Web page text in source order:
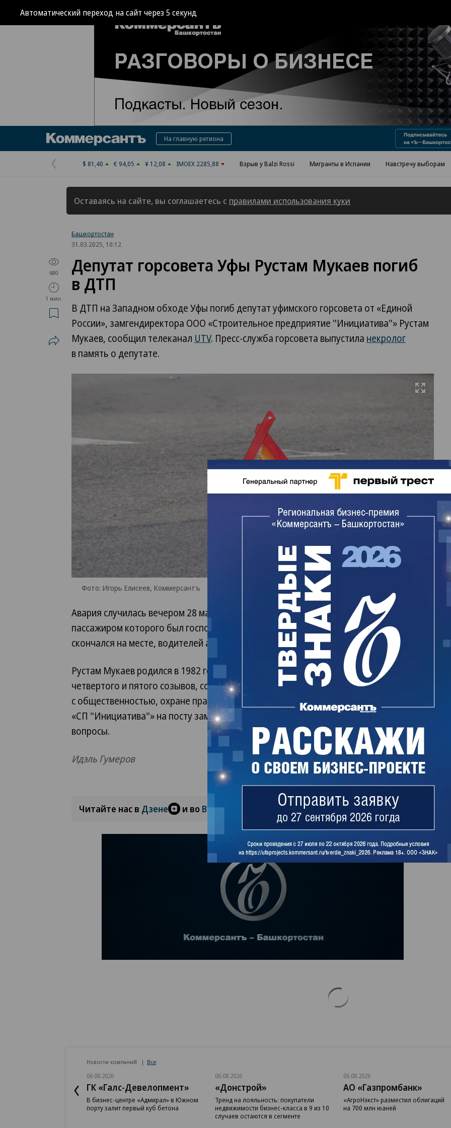
Автоматический переход на сайт через4 секунд
Реклама в «Ъ» www.kommersant.ru/ad
КоммерсантъНа главную региона
Предыдущая
страница
$ 81,40 € 94,05 ¥ 12,08 IMOEX 2285,88 Взрыв у Balzi Rossi Мигранты в Испании Навстречу выборам
Оставаясь на сайте, вы соглашаетесь с правилами использования куки
Башкортостан
31.03.2025, 10:12
680
1 мин.
Депутат горсовета Уфы Рустам Мукаев погиб
в ДТП
В ДТП на Западном обходе Уфы погиб депутат уфимского горсовета от «Единой
России», замгендиректора ООО «Строительное предприятие "Инициатива"» Рустам
Мукаев, сообщил телеканал UTV. Пресс-служба горсовета выпустила некролог
в память о депутате.
Развернуть на весь экран
Фото: Игорь Елисеев, Коммерсантъ
Авария случилась вечером 28 марта. По данным Госавтоинспекции, Lexus,
пассажиром которого был господин Мукаев, столкнулся с грузовиком Howo. Депутат
скончался на месте, водителей автомобилей доставили в больницу.
Рустам Мукаев родился в 1982 году в Уфе. Избирался в горсовет третьего,
четвертого и пятого созывов, состоял в постоянной комиссии по связям
с общественностью, охране прав и свобод граждан и правовым вопросам. В ООО
«СП "Инициатива"» на посту заместителя гендиректора курировал юридические
вопросы.
Идэль Гумеров
Поделиться
Читайте нас в Дзене и во Вконтакте
Новости компаний Все
06.08.2026
ГК «Галс-Девелопмент»
В бизнес-центре «Адмирал» в Южном
порту залит первый куб бетона
06.08.2026
«Донстрой»
Тренд на лояльность: покупатели
недвижимости бизнес-класса в 9 из 10
случаев остаются в сегменте
06.08.2026
АО «Газпромбанк»
«АгроНэкст» разместил облигаций
на 700 млн юаней